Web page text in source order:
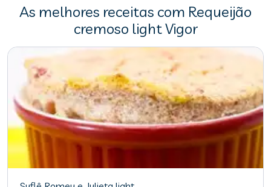
As melhores receitas com Requeijão
cremoso light Vigor